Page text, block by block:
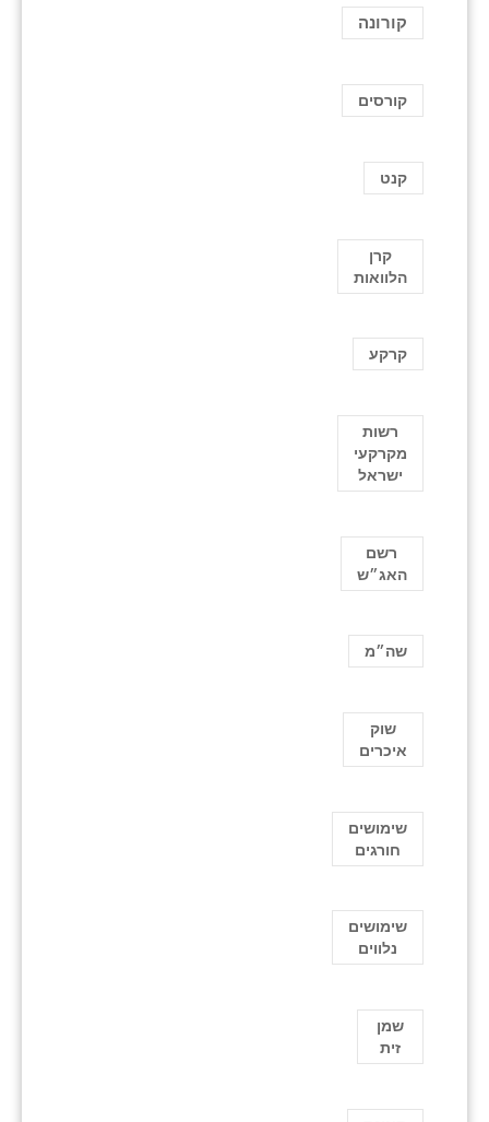
קורונה
קורסים
קנט
קרן
הלוואות
קרקע
רשות
מקרקעי
ישראל
רשם
האג״ש
שה״מ
שוק
איכרים
שימושים
חורגים
שימושים
נלווים
שמן
זית